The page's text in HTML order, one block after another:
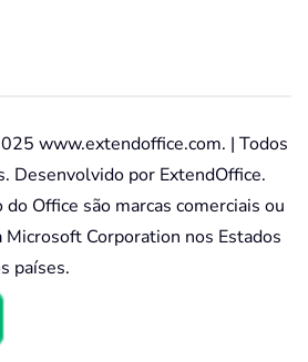
www.extendoffice.com. | Todos
Desenvolvido por ExtendOffice.
Office são marcas comerciais ou
Microsoft Corporation nos Estados
países.